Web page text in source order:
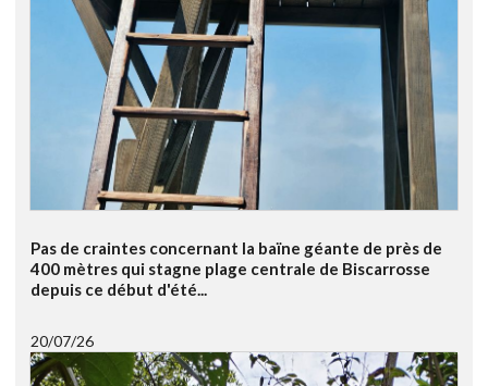
Pas de craintes concernant la baïne géante de près de
400 mètres qui stagne plage centrale de Biscarrosse
depuis ce début d'été...
20/07/26